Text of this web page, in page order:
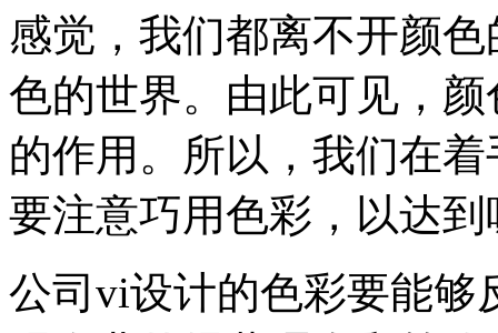
感觉，我们都离不开颜
色的世界。由此可见，
的作用。所以，我们在
要注意巧用色彩，以达
公司vi设计的色彩要能够